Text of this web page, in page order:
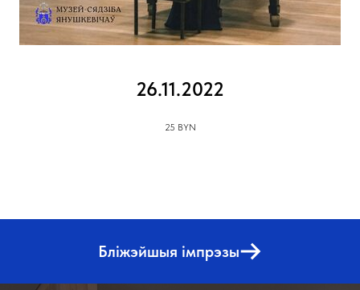
26.11.2022
25 BYN
Бліжэйшыя імпрэзы